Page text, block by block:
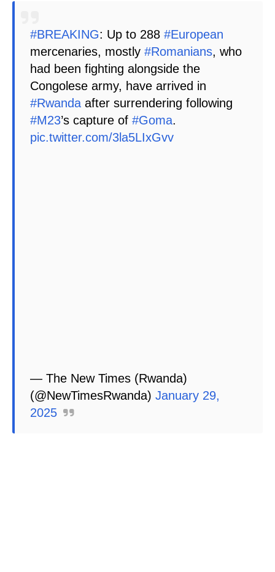
#BREAKING: Up to 288 #European
mercenaries, mostly #Romanians, who
had been fighting alongside the
Congolese army, have arrived in
#Rwanda after surrendering following
#M23’s capture of #Goma.
pic.twitter.com/3la5LIxGvv
— The New Times (Rwanda)
(@NewTimesRwanda) January 29,
2025